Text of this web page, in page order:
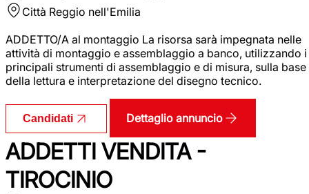
Città Reggio nell'Emilia
ADDETTO/A al montaggio La risorsa sarà impegnata nelle
attività di montaggio e assemblaggio a banco, utilizzando i
principali strumenti di assemblaggio e di misura, sulla base
della lettura e interpretazione del disegno tecnico.
Candidati Dettaglio annuncio
ADDETTI VENDITA -
TIROCINIO